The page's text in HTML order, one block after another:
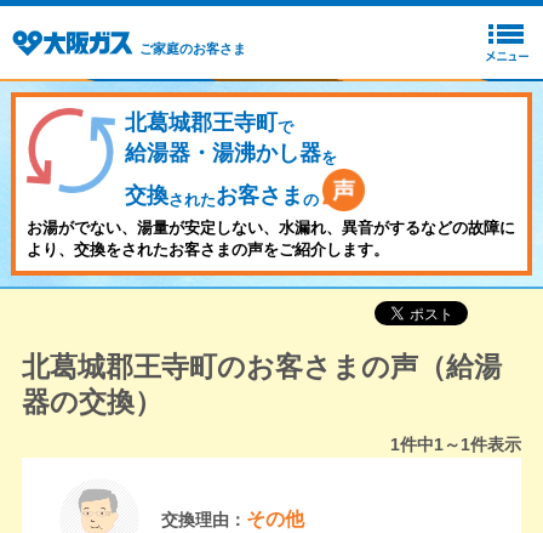
ご家庭のお客さま
北葛城郡王寺町で
給湯器・湯沸かし器を
交換されたお客さま の
お湯がでない、湯量が安定しない、水漏れ、異音がするなどの故障に
より、交換をされたお客さまの声をご紹介します。
北葛城郡王寺町のお客さまの声（給湯
器の交換）
1件中1～1件表示
交換理由： その他